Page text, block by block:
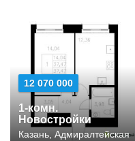
12 070 000
1-комн.
Новостройки
Казань, Адмиралтейская